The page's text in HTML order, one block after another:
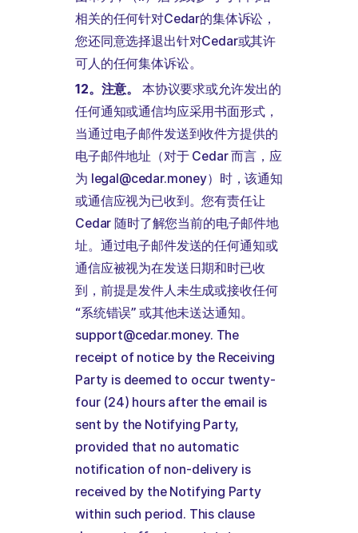
相关的任何针对Cedar的集体诉讼，
您还同意选择退出针对Cedar或其许
可人的任何集体诉讼。
12。注意。
本协议要求或允许发出的
任何通知或通信均应采用书面形式，
当通过电子邮件发送到收件方提供的
电子邮件地址（对于 Cedar 而言，应
为 legal@cedar.money）时，该通知
或通信应视为已收到。您有责任让
Cedar 随时了解您当前的电子邮件地
址。通过电子邮件发送的任何通知或
通信应被视为在发送日期和时已收
到，前提是发件人未生成或接收任何
“系统错误” 或其他未送达通知。
support@cedar.money. The
receipt of notice by the Receiving
Party is deemed to occur twenty-
four (24) hours after the email is
sent by the Notifying Party,
provided that no automatic
notification of non-delivery is
received by the Notifying Party
within such period. This clause